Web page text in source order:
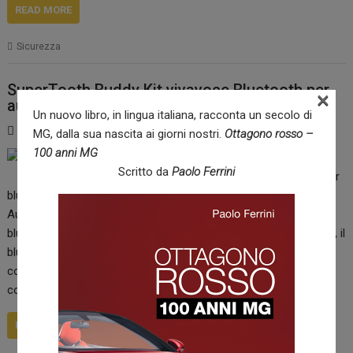
READ MORE
Sicurezza
SuperTooth Buddy Kit vivavoce Bluetooth per
auto: recensione e prezzo
29 Settembre 2017 Marianna Naclerio
acquistare uno speaker
bluetooth per la vostra auto, ma non sapete quale scegliere?
Auto.motori.net vi propone il SuperTooth Buddy, il kit vivavoce
bluetooth per auto. Prodotto dall’azienda francese SuperTooth, il
bluetooth Buddy si distingue per la sua funzione “dual” che
consente di utilizzare il vivavoce con due telefoni
contemporaneamente. Il Buddy è tra i più sottili e leggeri…
READ MORE
Un nuovo libro, in lingua italiana, racconta un secolo di
MG, dalla sua nascita ai giorni nostri. Ottagono rosso –
100 anni MG
Scritto da Paolo Ferrini
×